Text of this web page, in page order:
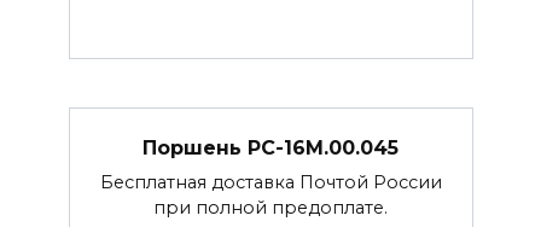
Поршень РС-16М.00.045
Бесплатная доставка Почтой России
при полной предоплате.